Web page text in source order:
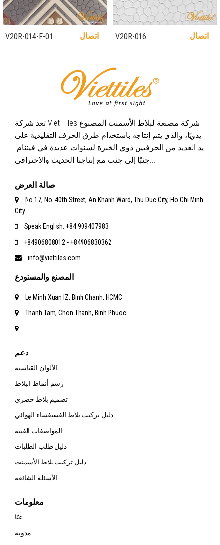
اتصال V20R-014-F-01 اتصال V20R-016
تعد شركة Viet Tiles شركة مصنعة لبلاط الأسمنت المصنوع
يدويًا، والذي يتم إنتاجه باستخدام طرق الحرف التقليدية على
يد العديد من الحرفيين ذوي الخبرة لسنوات عديدة في فيتنام.
جنبًا إلى جنب مع إنتاجنا الحديث والاحترافي...
صالة العرض
No.17, No. 40th Street, An Khanh Ward, Thu Duc City, Ho Chi Minh
City
Speak English: +84 909407983
+84906808012 - +84906830362
info@viettiles.com
المصنع والمستودع
Le Minh Xuan IZ, Binh Chanh, HCMC
Thanh Tam, Chon Thanh, Binh Phuoc
دعم
الألوان القياسية
رسم أنماط البلاط
تصميم بلاط حصري
دليل تركيب بلاط الفسيفساء الهوائي
المواصفات الفنية
دليل طلب الطلبات
دليل تركيب بلاط الأسمنت
الأسئلة الشائعة
معلومات
عنّا
مدونة